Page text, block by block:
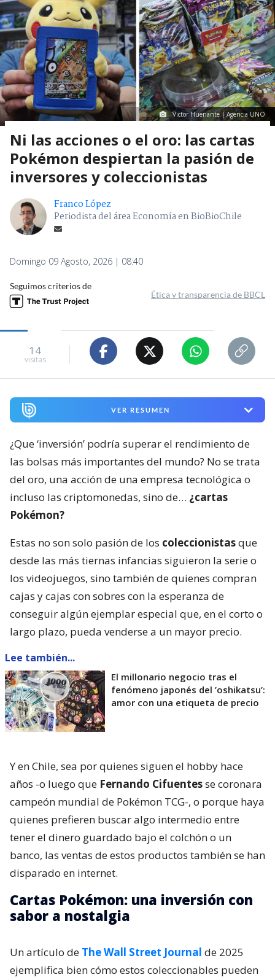
Victor Huenante | Agencia UNO
Ni las acciones o el oro: las cartas
Pokémon despiertan la pasión de
inversores y coleccionistas
Franco López
Periodista del área Economía en BioBioChile
Domingo 09 Agosto, 2026 | 08:40
Seguimos criterios de
Ética y transparencia de BBCL
14
visitas
VER RESUMEN
¿Que ‘inversión’ podría superar el rendimiento de
las bolsas más importantes del mundo? No se trata
del oro, una acción de una empresa tecnológica o
incluso las criptomonedas, sino de… ¿cartas
Pokémon?
Estas no son solo pasión de los coleccionistasque
desde las más tiernas infancias siguieron la serie o
los videojuegos, sino también de quienes compran
cajas y cajas con sobres con la esperanza de
conseguir algún ejemplar especial que, en el corto o
largo plazo, pueda venderse a un mayor precio.
Lee también...
El millonario negocio tras el
fenómeno japonés del ’oshikatsu’:
amor con una etiqueta de precio
Y en Chile, sea por quienes siguen el hobby hace
años -o luego que Fernando Cifuentesse coronara
campeón mundial de Pokémon TCG-, o porque haya
quienes prefieren buscar algo intermedio entre
tener el dinero guardado bajo el colchón o un
banco, las ventas de estos productos también se han
disparado en internet.
Cartas Pokémon: una inversión con
sabor a nostalgia
Un artículo de The Wall Street Journal de 2025
ejemplifica bien cómo estos coleccionables pueden